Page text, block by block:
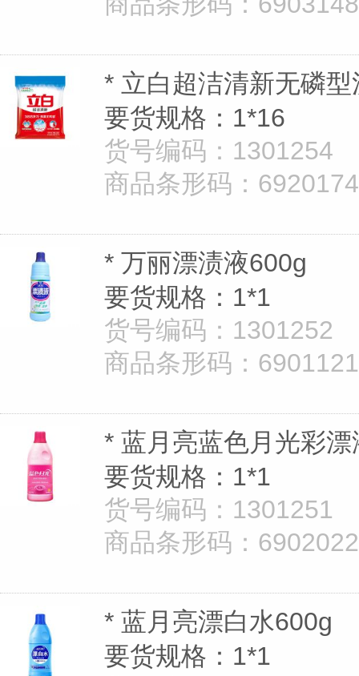
* 立白超洁清新无磷
要货规格：1*16
货号编码：1301254
商品条形码：
* 万丽漂渍液600g
要货规格：1*1
货号编码：1301252
商品条形码：
* 蓝月亮蓝色月光彩
要货规格：1*1
货号编码：1301251
商品条形码：
* 蓝月亮漂白水600g
要货规格：1*1